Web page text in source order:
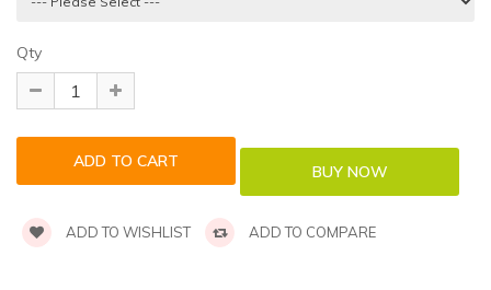
Qty
ADD TO WISHLIST ADD TO COMPARE